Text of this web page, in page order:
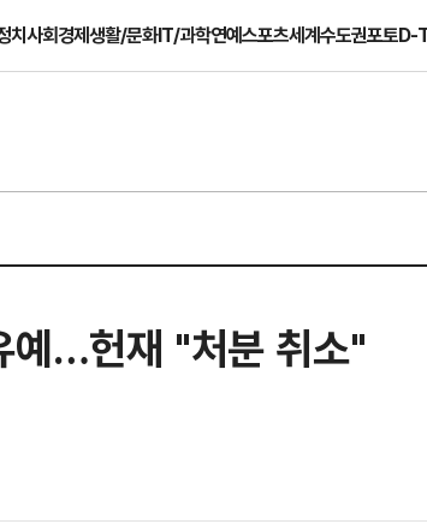
치사회경제생활/문화IT/과학연예스포츠세계수도권포토D-
예…헌재 "처분 취소"